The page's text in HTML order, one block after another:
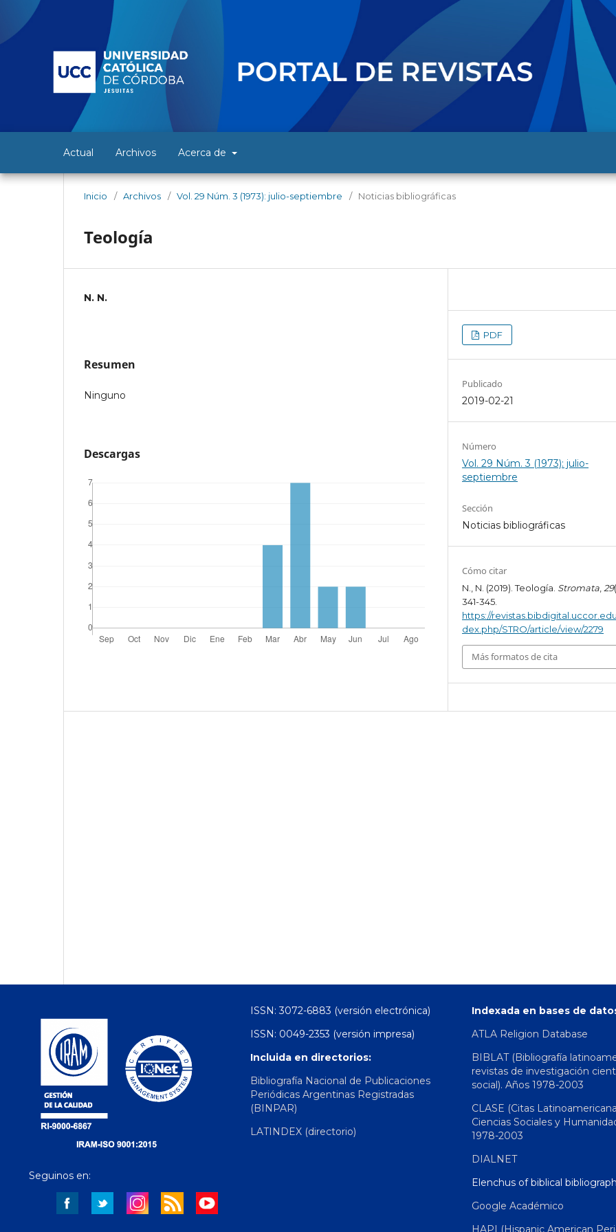
Actual Archivos Acerca de
Inicio / Archivos / Vol. 29 Núm. 3 (1973): julio-septiembre / Noticias bibliográficas
Teología
N. N.
Resumen
Ninguno
Descargas
PDF
Publicado
2019-02-21
Número
Vol. 29 Núm. 3 (1973): julio-
septiembre
Sección
Noticias bibliográficas
Cómo citar
N., N. (2019). Teología. Stromata 29
341-345.
https://
dex.php/STRO/article/view/2279
Más formatos de cita
Seguinos en:
ISSN: 3072-6883 (versión electrónica)
ISSN: 0049-2353 (versión impresa)
Incluida en directorios:
Bibliografía Nacional de Publicaciones
Periódicas Argentinas Registradas
(BINPAR)
LATINDEX (directorio)
Indexada en bases de
ATLA Religion Database
BIBLAT (Bibliografía
revistas de investigación
social). Años 1978-2003
CLASE (Citas
Ciencias Sociales y
1978-2003
DIALNET
Elenchus of biblical
Google Académico
HAPI (Hispanic American